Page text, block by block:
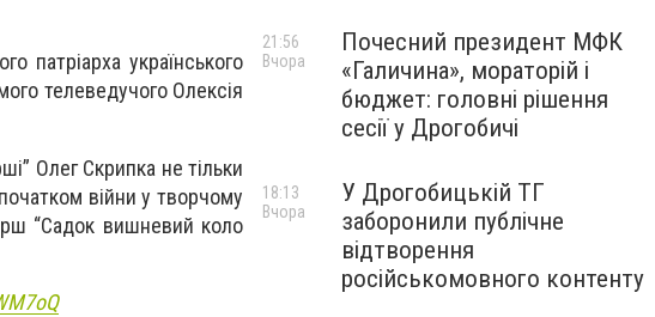
патріарха українського
телеведучого Олексія
Олег Скрипка не тільки
війни у творчому
“Садок вишневий коло
Почесний президент МФК
«Галичина», мораторій і
бюджет: головні рішення
сесії у Дрогобичі
21:56
Вчора
У Дрогобицькій ТГ
заборонили публічне
відтворення
російськомовного контенту
18:13
Вчора